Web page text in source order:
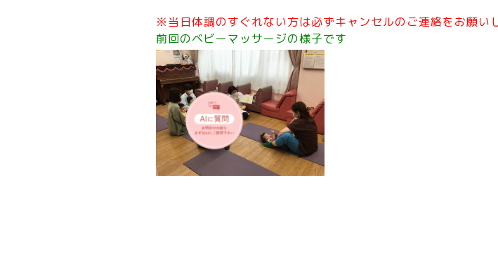
※当日体調のすぐれない方は必ずキャンセルのご連絡をお願い
前回のベビーマッサージの様子です